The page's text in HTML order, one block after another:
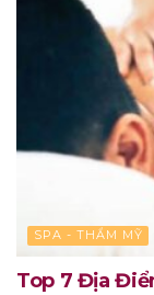
SPA - THẨM MỸ
Top 7 Địa